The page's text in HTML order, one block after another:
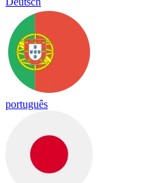
português